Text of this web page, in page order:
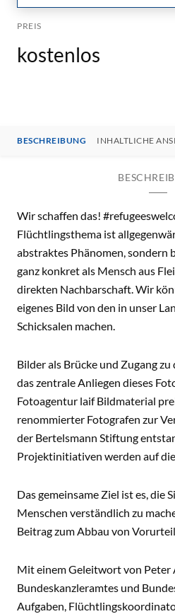
PREIS
kostenlos
BESCHREIBUNG INHALTLICHE
Wir schaffen das!
Flüchtlingsthema ist
abstraktes Phänomen, sondern
ganz konkret als Mensch aus
direkten Nachbarschaft. Wir
eigenes Bild von den in unser
Schicksalen machen.
Bilder als Brücke und Zugang
das zentrale Anliegen dieses
Fotoagentur laif Bildmaterial
renommierter Fotografen zur
der Bertelsmann Stiftung
Projektinitiativen werden auf
Das gemeinsame Ziel ist es, die
Menschen verständlich zu
Beitrag zum Abbau von
Mit einem Geleitwort von Peter
Bundeskanzleramtes und
Aufgaben,